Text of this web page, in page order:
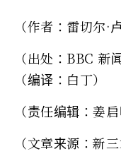
（作者：雷切尔
（出处：BBC 新
（编译：白丁）
（责任编辑：姜启
（文章来源：新